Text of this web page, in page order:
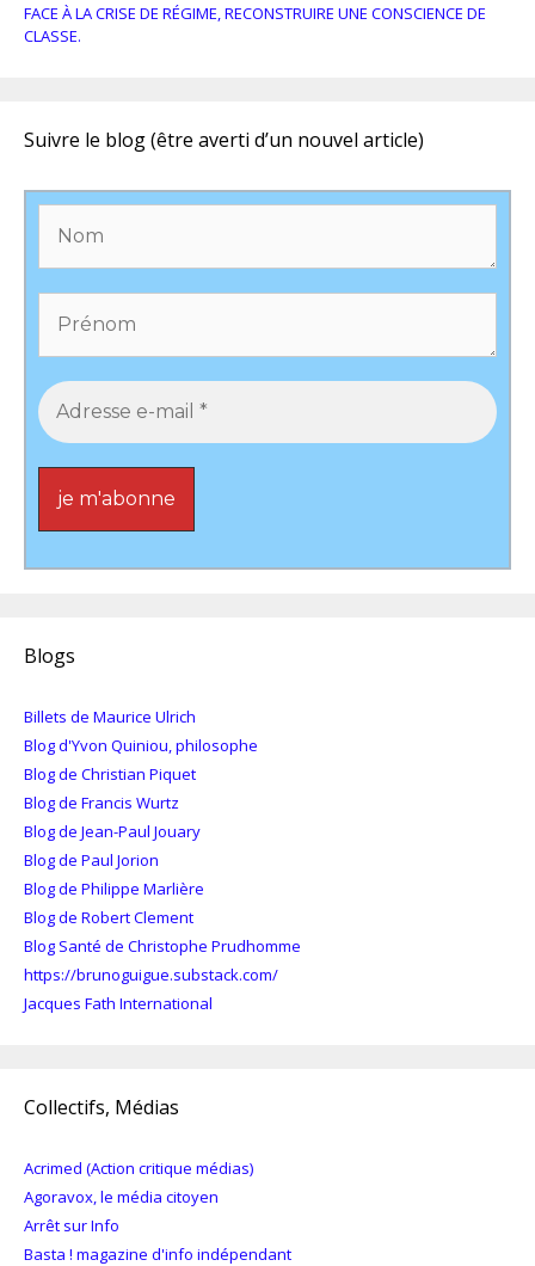
FACE À LA CRISE DE RÉGIME, RECONSTRUIRE UNE CONSCIENCE DE
CLASSE.
Suivre le blog (être averti d’un nouvel article)
Blogs
Billets de Maurice Ulrich
Blog d'Yvon Quiniou, philosophe
Blog de Christian Piquet
Blog de Francis Wurtz
Blog de Jean-Paul Jouary
Blog de Paul Jorion
Blog de Philippe Marlière
Blog de Robert Clement
Blog Santé de Christophe Prudhomme
https://brunoguigue.substack.com/
Jacques Fath International
Collectifs, Médias
Acrimed (Action critique médias)
Agoravox, le média citoyen
Arrêt sur Info
Basta ! magazine d'info indépendant